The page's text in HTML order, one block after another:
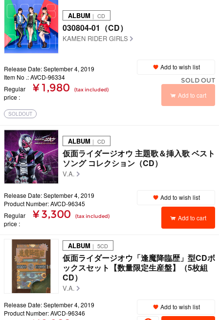
ALBUM ｜ CD
030804-01（CD）
KAMEN RIDER GIRLS
Release Date: September 4, 2019
Item No .: AVCD-96334
Regular
price
¥ 1,980 (tax included)
Add to wish list
SOLD OUT
Add to cart
SOLDOUT
ALBUM ｜ CD
仮面ライダージオウ 主題歌＆挿入歌 ベスト
ソング コレクション（CD）
V.A.
Release Date: September 4, 2019
Product Number: AVCD-96345
Regular
price
¥ 3,300 (tax included)
Add to wish list
Add to cart
ALBUM ｜ 5CD
仮面ライダージオウ「逢魔降臨歴」型CDボ
ックスセット【数量限定生産盤】（5枚組
CD）
V.A.
Release Date: September 4, 2019
Product Number: AVCD-96346
Add to wish list